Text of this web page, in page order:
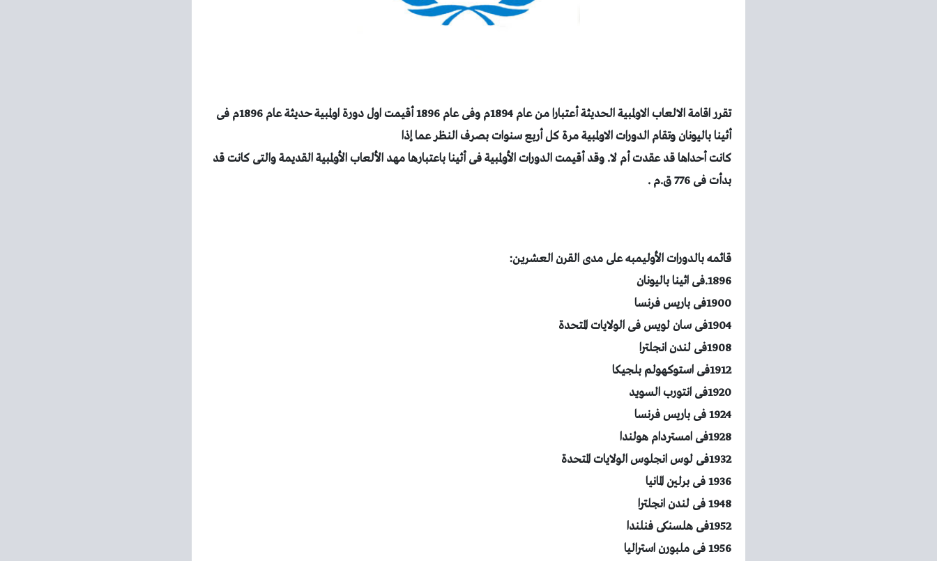
تقرر اقامة الالعاب الاولمبية الحديثة أعتبارا من عام 1894م وفى عام 1896 أقيمت اول دورة اولمبية حديثة عام 1896م فى
أثينا باليونان وتقام الدورات الاولمبية مرة كل أربع سنوات بصرف النظر عما إذا
كانت أحداها قد عقدت أم لا. وقد أقيمت الدورات الأولمبية فى أثينا باعتبارها مهد الألعاب الأولمبية القديمة والتى كانت قد
بدأت فى 776 ق.م .
قائمه بالدورات الأوليمبه على مدى القرن العشرين:
1896.فى اثينا باليونان
1900فى باريس فرنسا
1904فى سان لويس فى الولايات المتحدة
1908فى لندن انجلترا
1912فى استوكهولم بلجيكا
1920فى انتورب السويد
1924 فى باريس فرنسا
1928فى امستردام هولندا
1932فى لوس انجلوس الولايات المتحدة
1936 فى برلين المانيا
1948 فى لندن انجلترا
1952فى هلسنكى فنلندا
1956 فى ملبورن استراليا